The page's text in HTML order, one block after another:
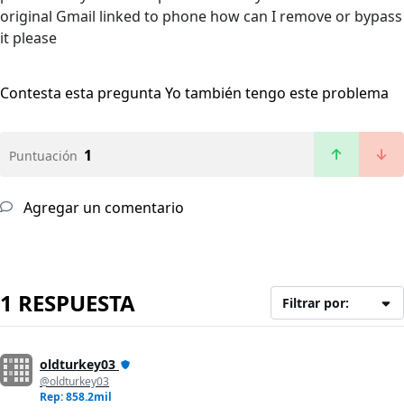
original Gmail linked to phone how can I remove or bypass
it please
Contesta esta pregunta Yo también tengo este problema
Puntuación 1
Agregar un comentario
1 RESPUESTA Filtrar por:
oldturkey03
@oldturkey03
Rep: 858.2mil